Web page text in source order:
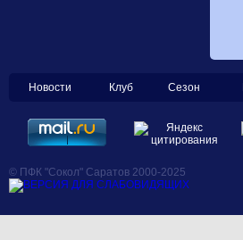
Новости Клуб Сезон
© ПФК "Сокол" Саратов 2000-2025